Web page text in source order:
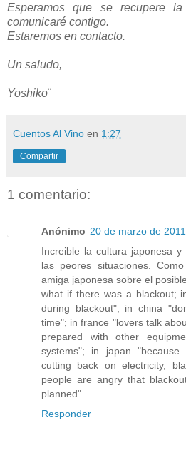
Esperamos que se recupere la
comunicaré contigo.
Estaremos en contacto.
Un saludo,
Yoshiko¨
Cuentos Al Vino en 1:27
Compartir
1 comentario:
Anónimo 20 de marzo de
Increible la cultura japonesa
las peores situaciones.
amiga japonesa sobre el
what if there was a blackout;
during blackout"; in china
time"; in france "lovers talk
prepared with other
systems"; in japan
cutting back on electricity,
people are angry that
planned"
Responder